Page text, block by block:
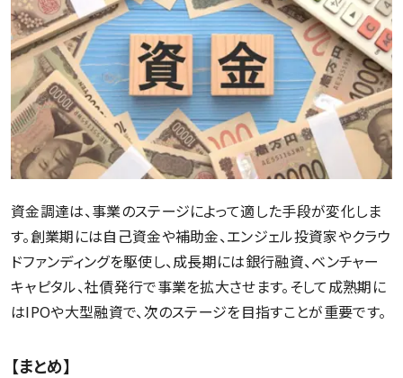
資金調達は、事業のステージによって適した手段が変化しま
す。創業期には自己資金や補助金、エンジェル投資家やクラウ
ドファンディングを駆使し、成長期には銀行融資、ベンチャー
キャピタル、社債発行で事業を拡大させます。そして成熟期に
はIPOや大型融資で、次のステージを目指すことが重要です。
【まとめ】